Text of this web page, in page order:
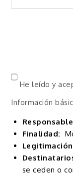
He leído y
Información
Finalidad:
se ceden o